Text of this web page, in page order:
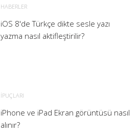
HABERLER
iOS 8'de Türkçe dikte sesle yazı
yazma nasıl aktifleştirilir?
İPUÇLARI
iPhone ve iPad Ekran görüntüsü nasıl
alınır?